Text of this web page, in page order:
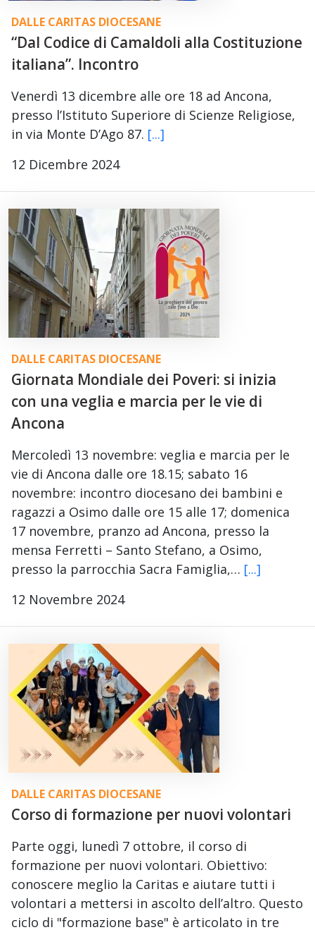
DALLE CARITAS DIOCESANE
“Dal Codice di Camaldoli alla Costituzione
italiana”. Incontro
Venerdì 13 dicembre alle ore 18 ad Ancona,
presso l’Istituto Superiore di Scienze Religiose,
in via Monte D’Ago 87. [...]
12 Dicembre 2024
DALLE CARITAS DIOCESANE
Giornata Mondiale dei Poveri: si inizia
con una veglia e marcia per le vie di
Ancona
Mercoledì 13 novembre: veglia e marcia per le
vie di Ancona dalle ore 18.15; sabato 16
novembre: incontro diocesano dei bambini e
ragazzi a Osimo dalle ore 15 alle 17; domenica
17 novembre, pranzo ad Ancona, presso la
mensa Ferretti – Santo Stefano, a Osimo,
presso la parrocchia Sacra Famiglia,… [...]
12 Novembre 2024
DALLE CARITAS DIOCESANE
Corso di formazione per nuovi volontari
Parte oggi, lunedì 7 ottobre, il corso di
formazione per nuovi volontari. Obiettivo:
conoscere meglio la Caritas e aiutare tutti i
volontari a mettersi in ascolto dell’altro. Questo
ciclo di "formazione base" è articolato in tre